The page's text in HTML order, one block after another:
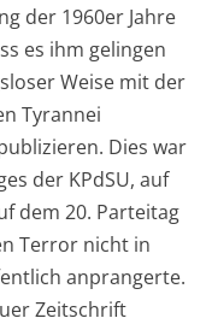
der 1960er Jahre
es ihm gelingen
Weise mit der
Tyrannei
Dies war
der KPdSU, auf
dem 20. Parteitag
Terror nicht in
anprangerte.
Zeitschrift